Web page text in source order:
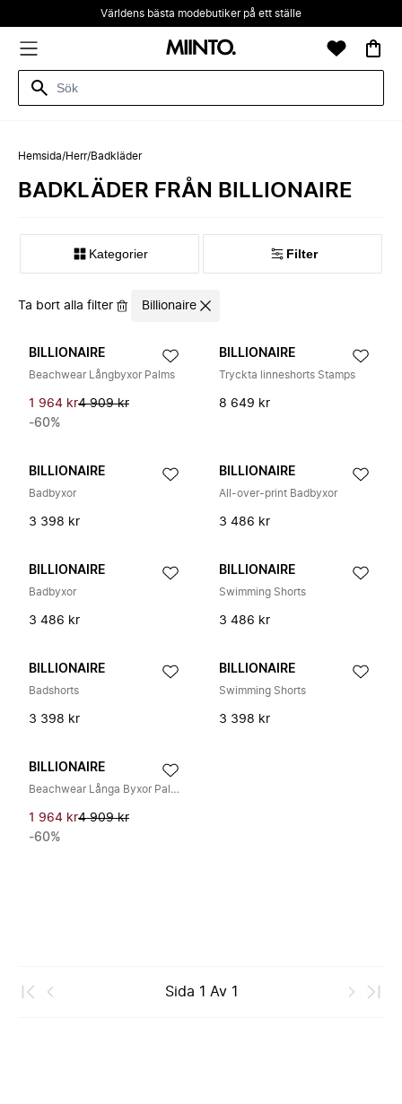
Världens bästa modebutiker på ett ställe
Hemsida/Herr/Badkläder
BADKLÄDER FRÅN BILLIONAIRE
Kategorier Filter
Ta bort alla filter Billionaire
BILLIONAIRE
Beachwear Långbyxor Palms
1 964 kr4 909 kr
-60%
BILLIONAIRE
Tryckta linneshorts Stamps
8 649 kr
BILLIONAIRE
Badbyxor
3 398 kr
BILLIONAIRE
All-over-print Badbyxor
3 486 kr
BILLIONAIRE
Badbyxor
3 486 kr
BILLIONAIRE
Swimming Shorts
3 486 kr
BILLIONAIRE
Badshorts
3 398 kr
BILLIONAIRE
Swimming Shorts
3 398 kr
BILLIONAIRE
Beachwear Långa Byxor Palms
1 964 kr4 909 kr
-60%
Sida 1 Av 1